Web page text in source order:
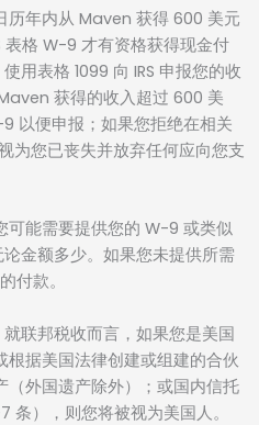
历年内从 Maven 获得 600 美元
表格 W-9 才有资格获得现金付
用表格 1099 向 IRS 申报您的收
获得的收入超过 600 美
以便申报；如果您拒绝在相关
为您已丧失并放弃任何应向您支
可能需要提供您的 W-9 或类似
金额多少。如果您未提供所需
付款。
联邦税收而言，如果您是美国
据美国法律创建或组建的合伙
外国遗产除外）；或国内信托
条），则您将被视为美国人。